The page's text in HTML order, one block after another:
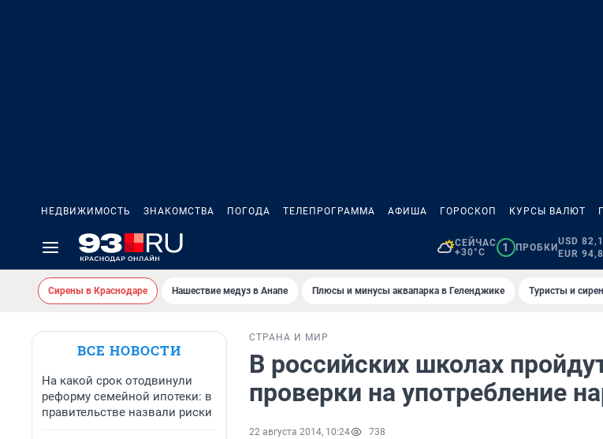
НЕДВИЖИМОСТЬ ЗНАКОМСТВА ПОГОДА ТЕЛЕПРОГРАММА АФИША ГОРОСКОП КУРСЫ ВАЛЮТ
СЕЙЧАС
+30°C
1 ПРОБКИ
USD
EUR
Сирены в Краснодаре Нашествие медуз в Анапе Плюсы и минусы аквапарка в Геленджике Туристы и
ВСЕ НОВОСТИ
На какой срок отодвинули
реформу семейной ипотеки: в
правительстве назвали риски
СТРАНА И МИР
В российских школах
проверки на употребление
22 августа 2014, 10:24 738